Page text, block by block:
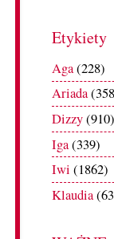
Etykiety
Aga(228)
Ariada
Dizzy(910)
Iga(339)
Iwi (1862)
Klaudia